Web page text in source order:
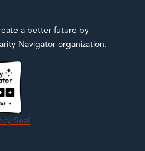
a better future by
Navigator organization.